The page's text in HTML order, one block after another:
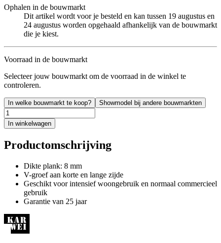
Ophalen in de bouwmarkt
Dit artikel wordt voor je besteld en kan tussen 19 augustus en
24 augustus worden opgehaald afhankelijk van de bouwmarkt
die je kiest.
Voorraad in de bouwmarkt
Selecteer jouw bouwmarkt om de voorraad in de winkel te
controleren.
In welke bouwmarkt te koop? Showmodel bij andere bouwmarkten
In winkelwagen
Productomschrijving
Dikte plank: 8 mm
V-groef aan korte en lange zijde
Geschikt voor intensief woongebruik en normaal commercieel
gebruik
Garantie van 25 jaar